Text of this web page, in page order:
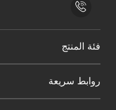
فئة المنتج
روابط سريعة